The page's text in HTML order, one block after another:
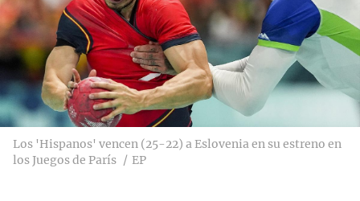
Los 'Hispanos' vencen (25-22) a Eslovenia en su estreno en
los Juegos de París
EP